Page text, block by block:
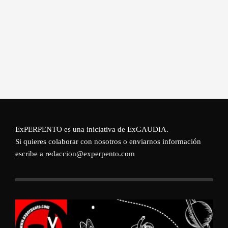
ExPERPENTO es una iniciativa de ExGAUDIA.
Si quieres colaborar con nosotros o enviarnos información
escribe a redaccion@experpento.com